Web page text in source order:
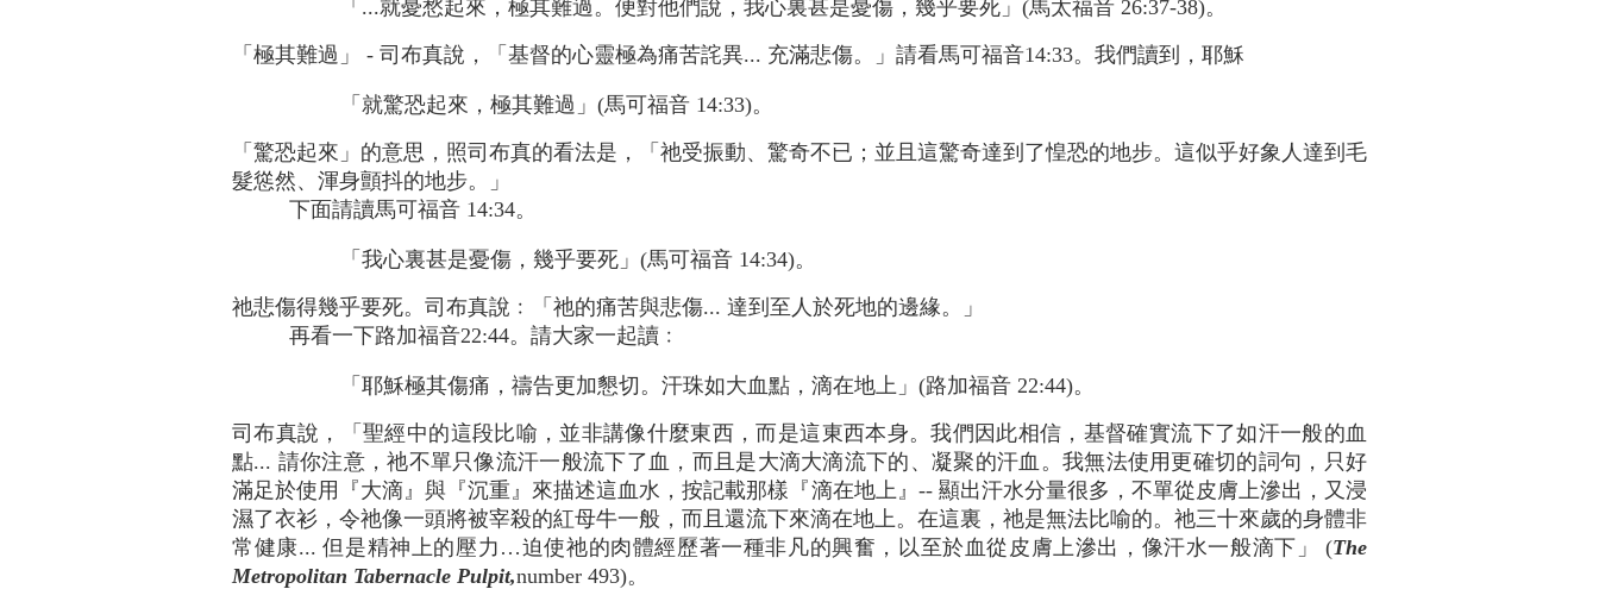
「...就憂愁起來，極其難過。便對他們說，我心裏甚是憂傷，幾乎要死」(馬太福音 26:37-38)。
「極其難過」 - 司布真說，「基督的心靈極為痛苦詫異... 充滿悲傷。」請看馬可福音14:33。我們讀到，耶穌
「就驚恐起來，極其難過」(馬可福音 14:33)。
「驚恐起來」的意思，照司布真的看法是，「祂受振動、驚奇不已；並且這驚奇達到了惶恐的地步。這似乎好象人達到毛
髮慫然、渾身顫抖的地步。」
下面請讀馬可福音 14:34。
「我心裏甚是憂傷，幾乎要死」(馬可福音 14:34)。
祂悲傷得幾乎要死。司布真說﹕「祂的痛苦與悲傷... 達到至人於死地的邊緣。」
再看一下路加福音22:44。請大家一起讀﹕
「耶穌極其傷痛，禱告更加懇切。汗珠如大血點，滴在地上」(路加福音 22:44)。
司布真說，「聖經中的這段比喻，並非講像什麼東西，而是這東西本身。我們因此相信，基督確實流下了如汗一般的血
點... 請你注意，祂不單只像流汗一般流下了血，而且是大滴大滴流下的、凝聚的汗血。我無法使用更確切的詞句，只好
滿足於使用『大滴』與『沉重』來描述這血水，按記載那樣『滴在地上』-- 顯出汗水分量很多，不單從皮膚上滲出，又浸
濕了衣衫，令祂像一頭將被宰殺的紅母牛一般，而且還流下來滴在地上。在這裏，祂是無法比喻的。祂三十來歲的身體非
常健康... 但是精神上的壓力…迫使祂的肉體經歷著一種非凡的興奮，以至於血從皮膚上滲出，像汗水一般滴下」 (The
Metropolitan Tabernacle Pulpit,number 493)。